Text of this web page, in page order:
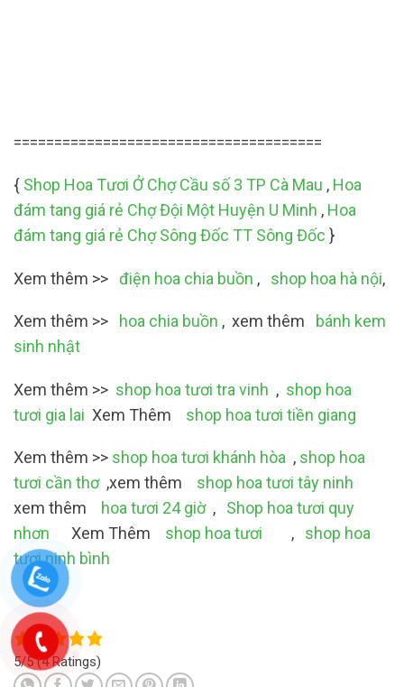
======================================
{ Shop Hoa Tươi Ở Chợ Cầu số 3 TP Cà Mau , Hoa
đám tang giá rẻ Chợ Đội Một Huyện U Minh , Hoa
đám tang giá rẻ Chợ Sông Đốc TT Sông Đốc }
Xem thêm >> điện hoa chia buồn , shop hoa hà nội,
Xem thêm >> hoa chia buồn , xem thêm bánh kem
sinh nhật
Xem thêm >> shop hoa tươi tra vinh , shop hoa
tươi gia lai Xem Thêm shop hoa tươi tiền giang
Xem thêm >> shop hoa tươi khánh hòa , shop hoa
tươi cần thơ,xem thêm shop hoa tươi tây ninh
xem thêm hoa tươi 24 giờ ,
Shop hoa tươi quy
nhơn
Xem Thêm shop hoa tươi ,
shop hoa
tươi ninh bình
5/5 (4 Ratings)